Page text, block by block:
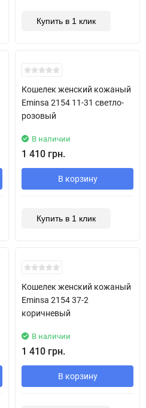
Купить в 1 клик
Кошелек женский кожаный
Eminsa 2154 11-31 светло-
розовый
В наличии
1 410 грн.
В корзину
Купить в 1 клик
Кошелек женский кожаный
Eminsa 2154 37-2
коричневый
В наличии
1 410 грн.
В корзину